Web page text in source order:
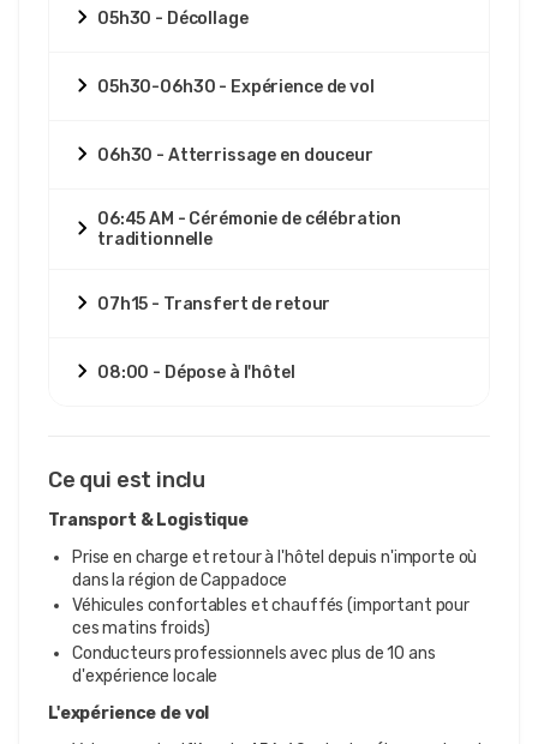
05h30 - Décollage
05h30-06h30 - Expérience de vol
06h30 - Atterrissage en douceur
06:45 AM - Cérémonie de célébration
traditionnelle
07h15 - Transfert de retour
08:00 - Dépose à l'hôtel
Ce qui est inclu
Transport & Logistique
Prise en charge et retour à l'hôtel depuis n'importe où
dans la région de Cappadoce
Véhicules confortables et chauffés (important pour
ces matins froids)
Conducteurs professionnels avec plus de 10 ans
d'expérience locale
L'expérience de vol